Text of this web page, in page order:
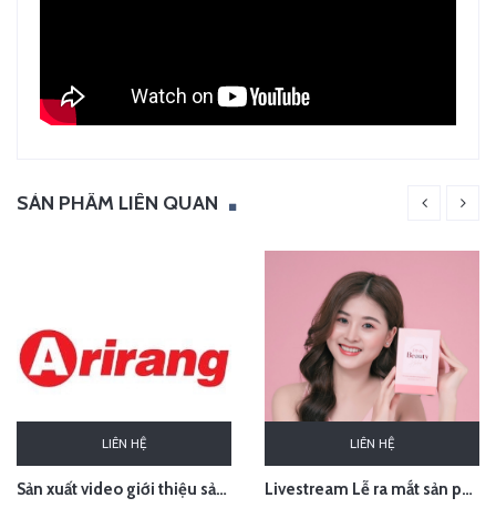
SẢN PHẨM LIÊN QUAN
LIÊN HỆ
Sản xuất video giới thiệu sản phẩm Audio Âm thanh Arirang Vietnam
LIÊN HỆ
Livestream Lễ ra mắt sản phẩm Pink Beauty Herbs